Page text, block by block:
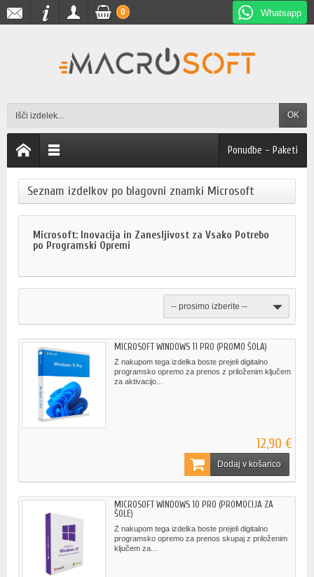
Whatsapp
OK
0
Ponudbe - Paketi
Seznam izdelkov po blagovni znamki Microsoft
Microsoft: Inovacija in Zanesljivost za Vsako Potrebo
po Programski Opremi
-- prosimo izberite --
MICROSOFT WINDOWS 11 PRO (PROMO ŠOLA)
Z nakupom tega izdelka boste prejeli digitalno
programsko opremo za prenos z priloženim ključem
za aktivacijo...
12,90 €
Dodaj v košarico
MICROSOFT WINDOWS 10 PRO (PROMOCIJA ZA
ŠOLE)
Z nakupom tega izdelka boste prejeli digitalno
programsko opremo za prenos skupaj z priloženim
ključem za...